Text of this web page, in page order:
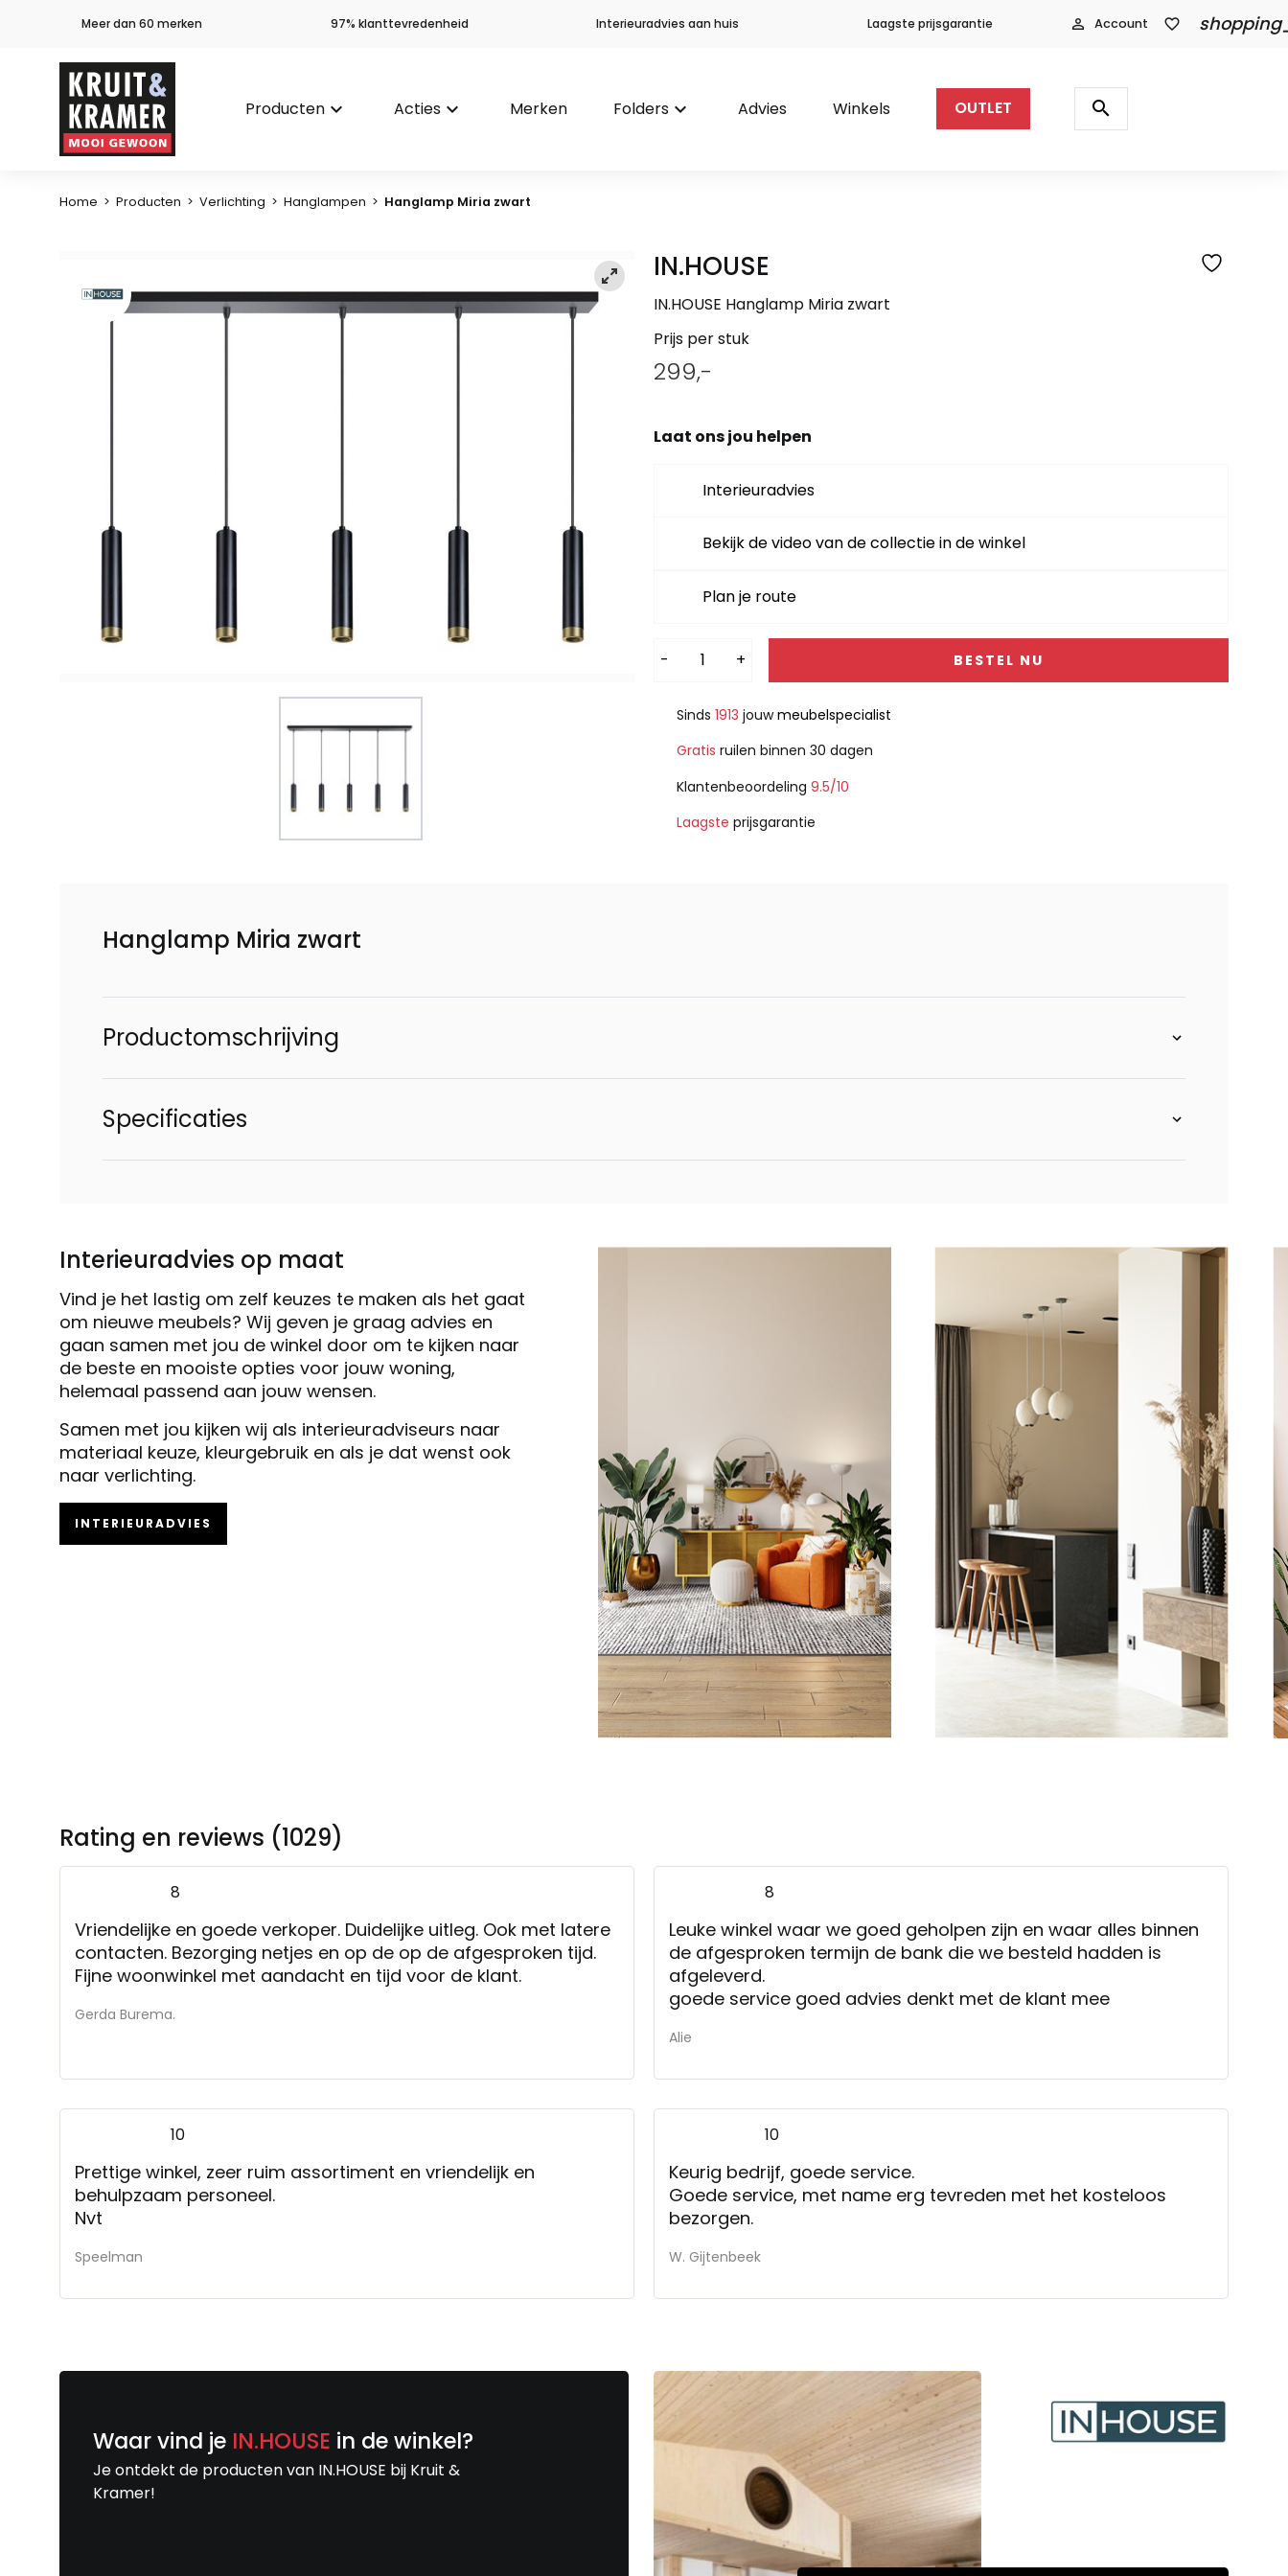
Meer dan 60 merken 97% klanttevredenheid Interieuradvies aan huis Laagste prijsgarantie person_outline Account favorite_border
Producten keyboard_arrow_down Acties keyboard_arrow_down Merken Folders keyboard_arrow_down Advies Winkels OUTLET
Producten
zoeken
search
Home > Producten > Verlichting > Hanglampen > Hanglamp Miria zwart
IN.HOUSE
IN.HOUSE Hanglamp Miria zwart
Prijs per stuk
299,-
Laat ons jou helpen
Interieuradvies
Bekijk de video van de collectie in de winkel
Plan je route
- + BESTEL NU
Alternative:
Sinds 1913 jouwmeubelspecialist
Gratis ruilen binnen 30 dagen
Klantenbeoordeling 9.5/10
Laagste prijsgarantie
Hanglamp Miria zwart
Productomschrijving
Specificaties
Interieuradvies op maat
Vind je het lastig om zelf keuzes te maken als het gaat
om nieuwe meubels? Wij geven je graag advies en
gaan samen met jou de winkel door om te kijken naar
de beste en mooiste opties voor jouw woning,
helemaal passend aan jouw wensen.
Samen met jou kijken wij als interieuradviseurs naar
materiaal keuze, kleurgebruik en als je dat wenst ook
naar verlichting.
INTERIEURADVIES
Rating en reviews (1029)
8
Vriendelijke en goede verkoper. Duidelijke uitleg. Ook met latere
contacten. Bezorging netjes en op de op de afgesproken tijd.
Fijne woonwinkel met aandacht en tijd voor de klant.
Gerda Burema.
8
Leuke winkel waar we goed geholpen zijn en waar alles binnen
de afgesproken termijn de bank die we besteld hadden is
afgeleverd.
goede service goed advies denkt met de klant mee
Alie
10
Prettige winkel, zeer ruim assortiment en vriendelijk en
behulpzaam personeel.
Nvt
Speelman
10
Keurig bedrijf, goede service.
Goede service, met name erg tevreden met het kosteloos
bezorgen.
W. Gijtenbeek
Waar vind je IN.HOUSE in de winkel?
Je ontdekt de producten van IN.HOUSE bij Kruit &
Kramer!